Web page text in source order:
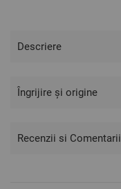
Descriere
Îngrijire și origine
Recenzii si Comentarii